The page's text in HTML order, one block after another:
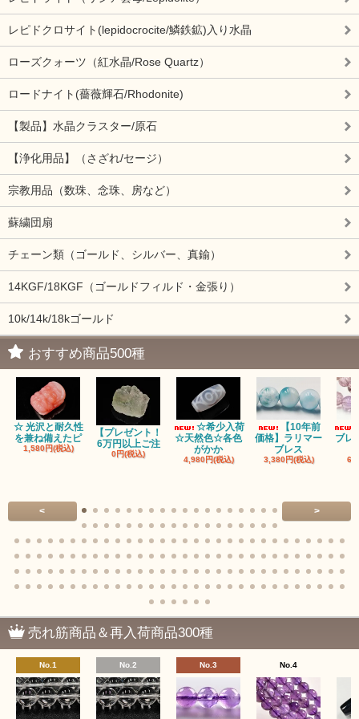
レピドクロサイト(lepidocrocite/鱗鉄鉱)入り水晶
ローズクォーツ（紅水晶/Rose Quartz）
ロードナイト(薔薇輝石/Rhodonite)
【製品】水晶クラスター/原石
【浄化用品】（さざれ/セージ）
宗教用品（数珠、念珠、房など）
蘇繍団扇
チェーン類（ゴールド、シルバー、真鍮）
14KGF/18KGF（ゴールドフィルド・金張り）
10k/14k/18kゴールド
おすすめ商品500種
☆ 光沢と耐久性
を兼ね備えたピ
1,580円(税込)
【プレゼント！
6万円以上ご注
0円(税込)
☆希少入荷
☆天然色☆各色
がかか
4,980円(税込)
【10年前
価格】ラリマー
ブレス
3,380円(税込)
ブ
< >
売れ筋商品＆再入荷商品300種
No.1 No.2 No.3 No.4